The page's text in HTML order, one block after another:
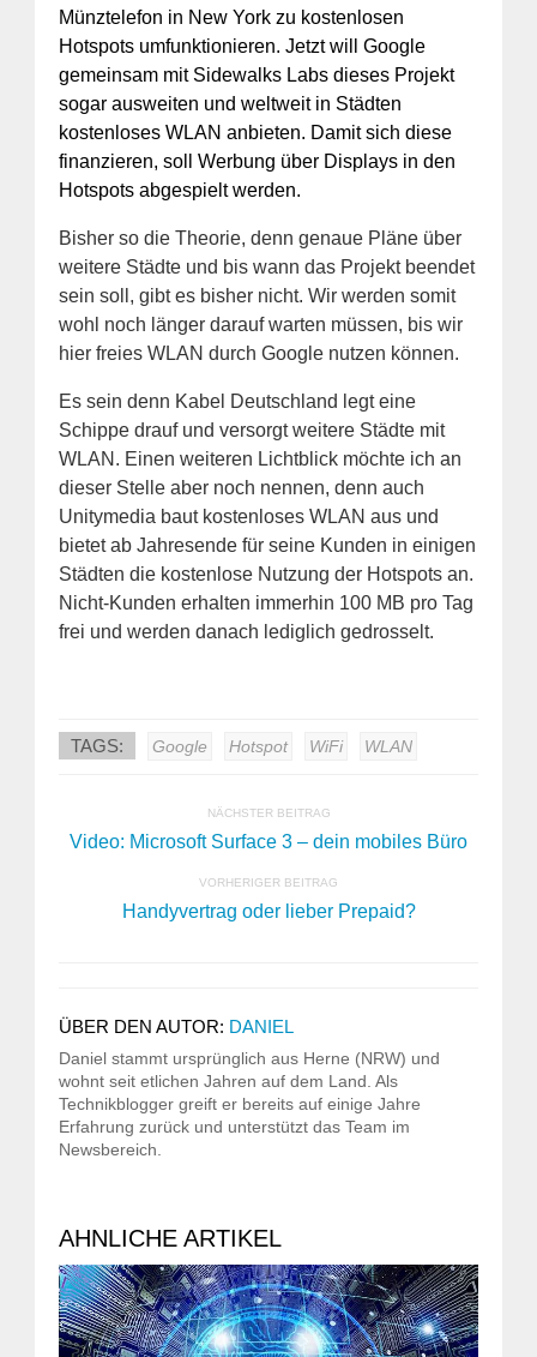
Münztelefon in New York zu kostenlosen
Hotspots umfunktionieren. Jetzt will Google
gemeinsam mit Sidewalks Labs dieses Projekt
sogar ausweiten und weltweit in Städten
kostenloses WLAN anbieten. Damit sich diese
finanzieren, soll Werbung über Displays in den
Hotspots abgespielt werden.
Bisher so die Theorie, denn genaue Pläne über
weitere Städte und bis wann das Projekt beendet
sein soll, gibt es bisher nicht. Wir werden somit
wohl noch länger darauf warten müssen, bis wir
hier freies WLAN durch Google nutzen können.
Es sein denn Kabel Deutschland legt eine
Schippe drauf und versorgt weitere Städte mit
WLAN. Einen weiteren Lichtblick möchte ich an
dieser Stelle aber noch nennen, denn auch
Unitymedia baut kostenloses WLAN aus und
bietet ab Jahresende für seine Kunden in einigen
Städten die kostenlose Nutzung der Hotspots an.
Nicht-Kunden erhalten immerhin 100 MB pro Tag
frei und werden danach lediglich gedrosselt.
TAGS: Google Hotspot WiFi WLAN
NÄCHSTER BEITRAG
Video: Microsoft Surface 3 – dein mobiles Büro
VORHERIGER BEITRAG
Handyvertrag oder lieber Prepaid?
ÜBER DEN AUTOR: DANIEL
Daniel stammt ursprünglich aus Herne (NRW) und
wohnt seit etlichen Jahren auf dem Land. Als
Technikblogger greift er bereits auf einige Jahre
Erfahrung zurück und unterstützt das Team im
Newsbereich.
AHNLICHE ARTIKEL